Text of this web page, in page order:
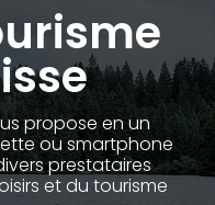
propose en un
ou smartphone
prestataires
et du tourisme